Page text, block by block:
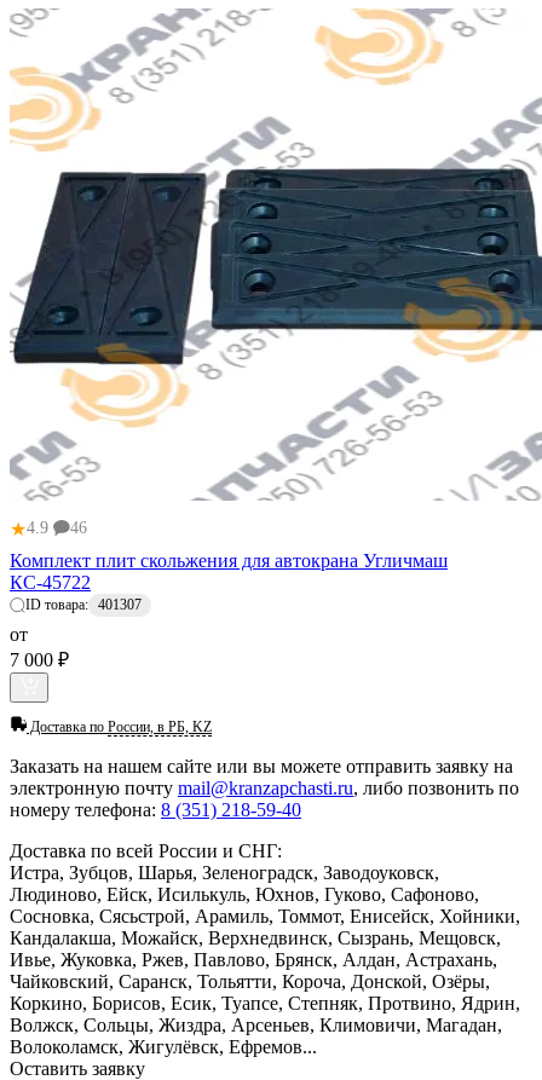
★4.9 46
Комплект плит скольжения для автокрана Угличмаш
КС-45722
ID товара: 401307
от
7 000 ₽
Доставка по России, в РБ, KZ
Заказать на нашем сайте или вы можете отправить заявку на
электронную почту mail@kranzapchasti.ru, либо позвонить по
номеру телефона: 8 (351) 218-59-40
Доставка по всей России и СНГ:
Истра, Зубцов, Шарья, Зеленоградск, Заводоуковск,
Людиново, Ейск, Исилькуль, Юхнов, Гуково, Сафоново,
Сосновка, Сясьстрой, Арамиль, Томмот, Енисейск, Хойники,
Кандалакша, Можайск, Верхнедвинск, Сызрань, Мещовск,
Ивье, Жуковка, Ржев, Павлово, Брянск, Алдан, Астрахань,
Чайковский, Саранск, Тольятти, Короча, Донской, Озёры,
Коркино, Борисов, Есик, Туапсе, Степняк, Протвино, Ядрин,
Волжск, Сольцы, Жиздра, Арсеньев, Климовичи, Магадан,
Волоколамск, Жигулёвск, Ефремов...
Оставить заявку